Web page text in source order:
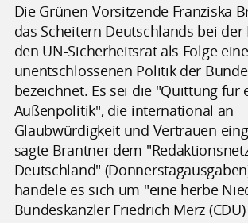
Die Grünen-Vorsitzende Franziska
das Scheitern Deutschlands bei
den UN-Sicherheitsrat als Folge
unentschlossenen Politik der
bezeichnet. Es sei die "Quittung für
Außenpolitik", die international an
Glaubwürdigkeit und Vertrauen
sagte Brantner dem
Deutschland"
handele es sich um "eine herbe
Bundeskanzler Friedrich Merz